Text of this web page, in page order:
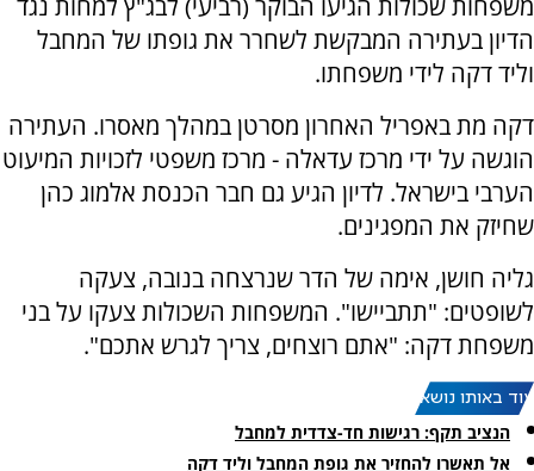
משפחות שכולות הגיעו הבוקר (רביעי) לבג"ץ למחות נגד
הדיון בעתירה המבקשת לשחרר את גופתו של המחבל
וליד דקה לידי משפחתו.
דקה מת באפריל האחרון מסרטן במהלך מאסרו. העתירה
הוגשה על ידי מרכז עדאלה - מרכז משפטי לזכויות המיעוט
הערבי בישראל. לדיון הגיע גם חבר הכנסת אלמוג כהן
שחיזק את המפגינים.
גליה חושן, אימה של הדר שנרצחה בנובה, צעקה
לשופטים: "תתביישו". המשפחות השכולות צעקו על בני
משפחת דקה: "אתם רוצחים, צריך לגרש אתכם".
עוד באותו נושא:
הנציב תקף: רגישות חד-צדדית למחבל
אל תאשרו להחזיר את גופת המחבל וליד דקה